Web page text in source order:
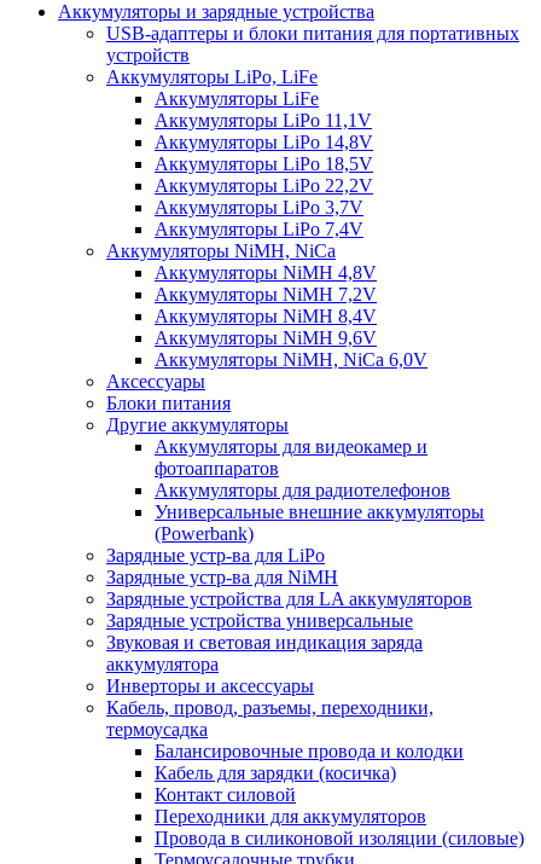
Аккумуляторы и зарядные устройства
USB-адаптеры и блоки питания для портативных
устройств
Аккумуляторы LiPo, LiFe
Аккумуляторы LiFe
Аккумуляторы LiPo 11,1V
Аккумуляторы LiPo 14,8V
Аккумуляторы LiPo 18,5V
Аккумуляторы LiPo 22,2V
Аккумуляторы LiPo 3,7V
Аккумуляторы LiPo 7,4V
Аккумуляторы NiMH, NiCa
Аккумуляторы NiMH 4,8V
Аккумуляторы NiMH 7,2V
Аккумуляторы NiMH 8,4V
Аккумуляторы NiMH 9,6V
Аккумуляторы NiMH, NiCa 6,0V
Аксессуары
Блоки питания
Другие аккумуляторы
Аккумуляторы для видеокамер и
фотоаппаратов
Аккумуляторы для радиотелефонов
Универсальные внешние аккумуляторы
(Powerbank)
Зарядные устр-ва для LiPo
Зарядные устр-ва для NiMH
Зарядные устройства для LA аккумуляторов
Зарядные устройства универсальные
Звуковая и световая индикация заряда
аккумулятора
Инверторы и аксессуары
Кабель, провод, разъемы, переходники,
термоусадка
Балансировочные провода и колодки
Кабель для зарядки (косичка)
Контакт силовой
Переходники для аккумуляторов
Провода в силиконовой изоляции (силовые)
Термоусадочные трубки